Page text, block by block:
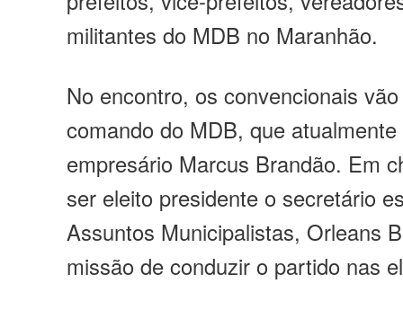
militantes do MDB no Maranhão.
No encontro, os convencionais
comando do MDB, que
empresário Marcus Brandão. Em
ser eleito presidente o secretário
Assuntos Municipalistas, Orleans
missão de conduzir o partido nas